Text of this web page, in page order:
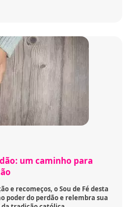
um caminho para
e recomeços, o Sou de Fé desta
poder do perdão e relembra sua